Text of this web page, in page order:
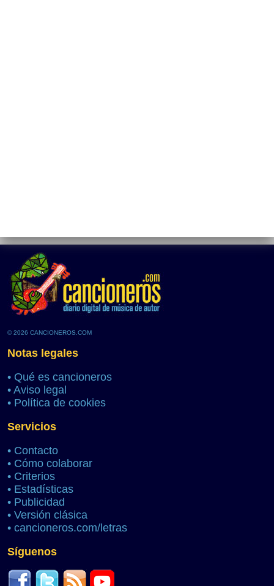
© 2026 CANCIONEROS.COM
Notas legales
• Qué es cancioneros
• Aviso legal
• Política de cookies
Servicios
• Contacto
• Cómo colaborar
• Criterios
• Estadísticas
• Publicidad
• Versión clásica
• cancioneros.com/letras
Síguenos